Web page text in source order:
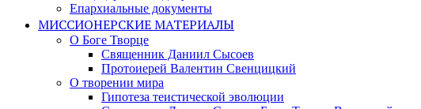
Епархиальные документы
МИССИОНЕРСКИЕ МАТЕРИАЛЫ
О Боге Творце
Священник Даниил Сысоев
Протоиерей Валентин Свенцицкий
О творении мира
Гипотеза теистической эволюции